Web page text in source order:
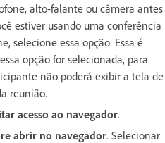
alto-falante ou câmera antes
estiver usando uma conferência
selecione essa opção. Essa é
opção for selecionada, para
não poderá exibir a tela de
reunião.
acesso ao navegador.
abrir no navegador. Selecionar